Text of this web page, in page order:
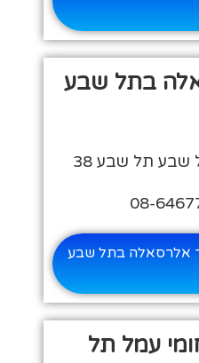
בתל שבע
תל שבע 38
אלרסאלה בתל שבע
עמל תל